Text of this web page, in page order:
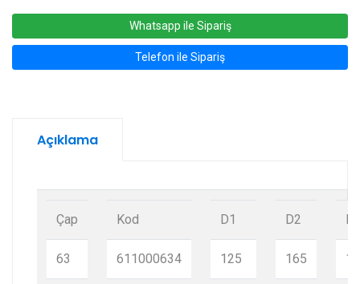
Whatsapp ile Sipariş
Telefon ile Sipariş
Açıklama
Çap
63
Kod
611000634
D1
125
D2
165